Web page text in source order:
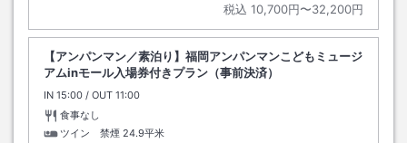
税込 10,700円〜32,200円
【アンパンマン／素泊り】福岡アンパンマンこどもミュージ
アムinモール入場券付きプラン（事前決済）
IN チェックイン
15:00 / OUT チェックアウト
11:00
食事なし
ツイン 禁煙 24.9平米